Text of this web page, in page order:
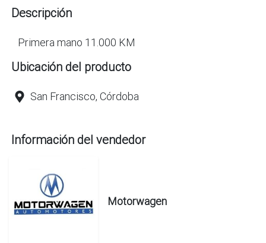
Descripción
Primera mano 11.000 KM
Ubicación del producto
San Francisco, Córdoba
Información del vendedor
Motorwagen